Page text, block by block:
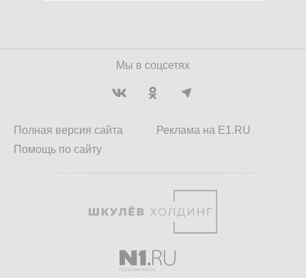
Мы в соцсетях
Полная версия сайта
Помощь по сайту
Реклама на E1.RU